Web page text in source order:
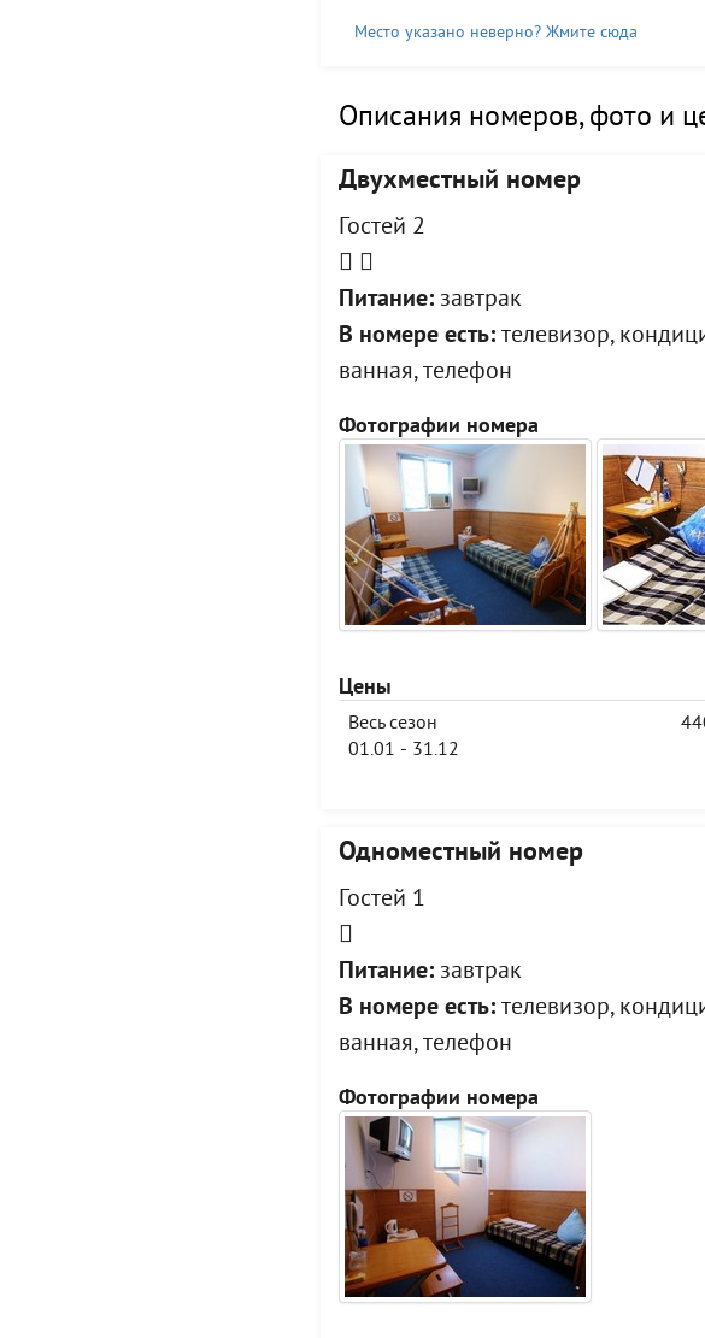
Место указано неверно? Жмите сюда
Описания номеров, фото и
Двухместный номер
Гостей 2
Питание:завтрак
В номере есть:телевизор,
ванная, телефон
Фотографии номера
Цены
Весь сезон
01.01 - 31.12
Одноместный номер
Гостей 1
Питание:завтрак
В номере есть:телевизор,
ванная, телефон
Фотографии номера